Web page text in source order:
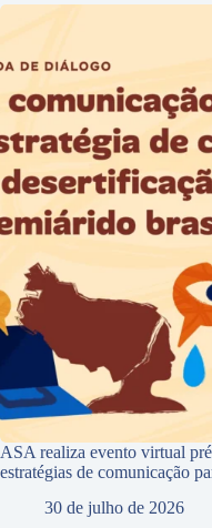
ASA realiza evento virtual
estratégias de comunicação
30 de julho de 2026